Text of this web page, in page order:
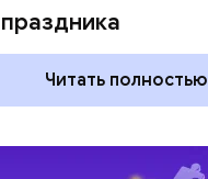
Читать полностью